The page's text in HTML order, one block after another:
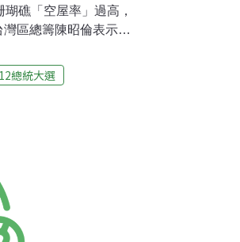
礁「空屋率」過高，
區總籌陳昭倫表示，
上也指出，三黨總統
建議提出任何主張，
率」過高，突顯過度
標性無脊椎動物的數
這樣的狀況就如同蓋
魚類、海藻是一個生
倫也以各項漁業總產
總統大選